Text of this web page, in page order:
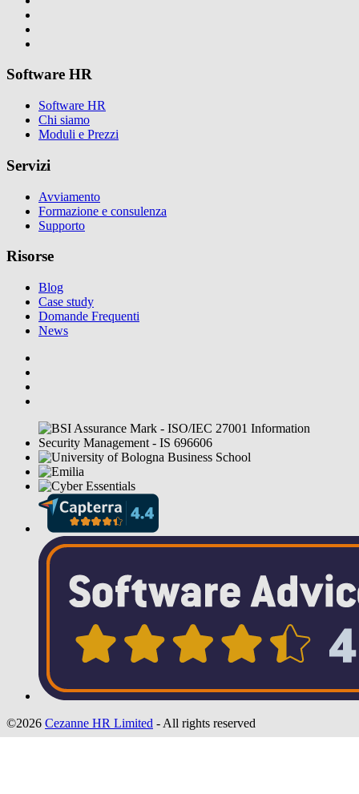
Software HR
Software HR
Chi siamo
Moduli e Prezzi
Servizi
Avviamento
Formazione e consulenza
Supporto
Risorse
Blog
Case study
Domande Frequenti
News
©2026 Cezanne HR Limited - All rights reserved